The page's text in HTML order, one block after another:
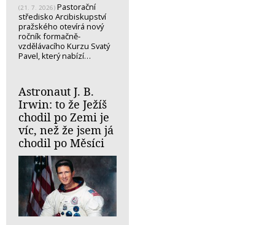
(21. 7. 2026) Pastorační
středisko Arcibiskupství
pražského otevírá nový
ročník formačně-
vzdělávacího Kurzu Svatý
Pavel, který nabízí…
Astronaut J. B.
Irwin: to že Ježíš
chodil po Zemi je
víc, než že jsem já
chodil po Měsíci